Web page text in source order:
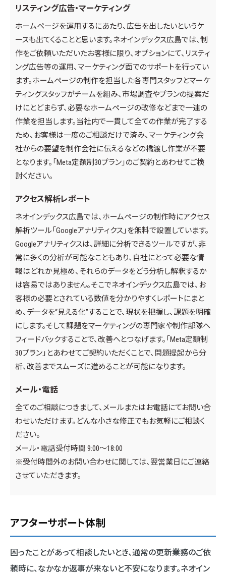
リスティング広告・マーケティング
ホームページを運用するにあたり、広告を出したいというケ
ースも出てくることと思います。ネオインデックス広島では、制
作をご依頼いただいたお客様に限り、オプションにて、リスティ
ング広告等の運用、マーケティング面でのサポートを行ってい
ます。ホームページの制作を担当した各専門スタッフとマーケ
ティングスタッフがチームを組み、市場調査やプランの提案だ
けにとどまらず、必要なホームページの改修などまで一連の
作業を担当します。当社内で一貫して全ての作業が完了する
ため、お客様は一度のご相談だけで済み、マーケティング会
社からの要望を制作会社に伝えるなどの橋渡し作業が不要
となります。「Meta定額制30プラン」のご契約とあわせてご検
討ください。
アクセス解析レポート
ネオインデックス広島では、ホームページの制作時にアクセス
解析ツール「Googleアナリティクス」を無料で設置しています。
Googleアナリティクスは、詳細に分析できるツールですが、非
常に多くの分析が可能なこともあり、自社にとって必要な情
報はどれか見極め、それらのデータをどう分析し解釈するか
は容易ではありません。そこでネオインデックス広島では、お
客様の必要とされている数値を分かりやすくレポートにまと
め、データを“見える化”することで、現状を把握し、課題を明確
にします。そして課題をマーケティングの専門家や制作部隊へ
フィードバックすることで、改善へとつなげます。「Meta定額制
30プラン」とあわせてご契約いただくことで、問題提起から分
析、改善までスムーズに進めることが可能になります。
メール・電話
全てのご相談につきまして、メールまたはお電話にてお問い合
わせいただけます。どんな小さな修正でもお気軽にご相談く
ださい。
メール・電話受付時間 9:00～18:00
※受付時間外のお問い合わせに関しては、翌営業日にご連絡
させていただきます。
アフターサポート体制
困ったことがあって相談したいとき、通常の更新業務のご依
頼時に、なかなか返事が来ないと不安になります。ネオイン